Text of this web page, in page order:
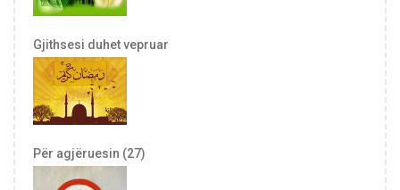
Gjithsesi duhet vepruar
Për agjëruesin (27)